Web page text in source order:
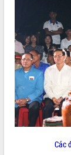
ĐIỂM TIN VĂN BẢN
QUY HOẠCH - KẾ
Các